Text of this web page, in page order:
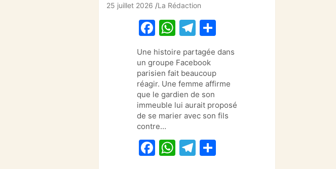
25 juillet 2026 La Rédaction
F
c
e
b
o
o
k
W
at
s
A
p
p
T
el
e
gr
a
m
ta
g
er
Une histoire partagée dans
un groupe Facebook
parisien fait beaucoup
réagir. Une femme affirme
que le gardien de son
immeuble lui aurait proposé
de se marier avec son fils
contre…
F
W T